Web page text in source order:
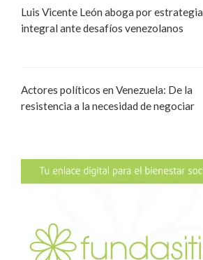
Luis Vicente León aboga por estrategia
integral ante desafíos venezolanos
Actores políticos en Venezuela: De la
resistencia a la necesidad de negociar